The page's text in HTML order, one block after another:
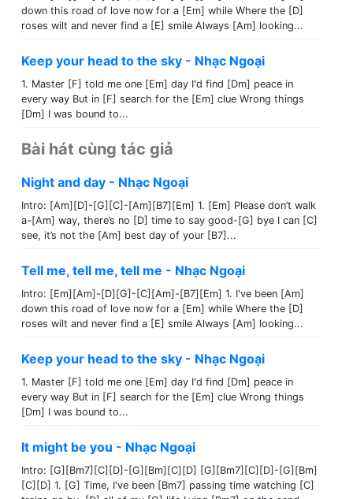
down this road of love now for a [Em] while Where the [D]
roses wilt and never find a [E] smile Always [Am] looking...
Keep your head to the sky - Nhạc Ngoại
1. Master [F] told me one [Em] day I'd find [Dm] peace in
every way But in [F] search for the [Em] clue Wrong things
[Dm] I was bound to...
Bài hát cùng tác giả
Night and day - Nhạc Ngoại
Intro: [Am][D]-[G][C]-[Am][B7][Em] 1. [Em] Please don’t walk
a-[Am] way, there’s no [D] time to say good-[G] bye I can [C]
see, it’s not the [Am] best day of your [B7]...
Tell me, tell me, tell me - Nhạc Ngoại
Intro: [Em][Am]-[D][G]-[C][Am]-[B7][Em] 1. I've been [Am]
down this road of love now for a [Em] while Where the [D]
roses wilt and never find a [E] smile Always [Am] looking...
Keep your head to the sky - Nhạc Ngoại
1. Master [F] told me one [Em] day I'd find [Dm] peace in
every way But in [F] search for the [Em] clue Wrong things
[Dm] I was bound to...
It might be you - Nhạc Ngoại
Intro: [G][Bm7][C][D]-[G][Bm][C][D] [G][Bm7][C][D]-[G][Bm]
[C][D] 1. [G] Time, I've been [Bm7] passing time watching [C]